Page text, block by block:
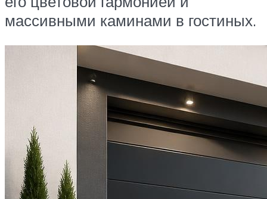
массивными каминами в гостиных.